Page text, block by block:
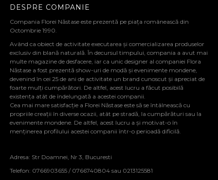
DESPRE COMPANIE
Compania Florei Năstase este prezentă pe piața românească din
Octombrie 1990.
Având ca obiect de activitate executarea și comercializarea produselor
exclusiv din blană naturală. În decursul timpului, compania a avut mai
multe magazine de desfacere, iar ca unic designer al companiei Flora
Năstase a fost prezentă show-uri de modă și evenimente mondene,
devenind în cei 25 de ani de activitate un brand cunoscut și apreciat de
foarte mulți cumpărători. De altfel, acest lucru a făcut posibilă
existența atât de îndelungată a acestei companii.
Cea mai mare satisfacție a Florei Năstase este să se întâlnească cu
propriile creații în diverse ocazii, atât pe stradă, la cumpărături sau la
evenimente mondene. De altfel, acest lucru a și motivat-o în
menținerea profilului acestei companii într-o perioadă dificilă.
Adresa: Str Doamnei, Nr 3, Bucuresti
Telefon: 0766903655 / 0766740804 sau 0213125581